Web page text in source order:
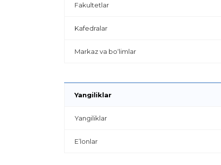
Fakultetlar
Kafedralar
Markaz va bo‘limlar
Yangiliklar
Yangiliklar
E’lonlar